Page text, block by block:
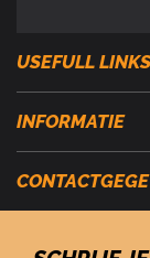
USEFULL LINKS
INFORMATIE